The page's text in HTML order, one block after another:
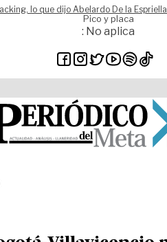
lo que dijo Abelardo De la
Pico y placa
: No aplica